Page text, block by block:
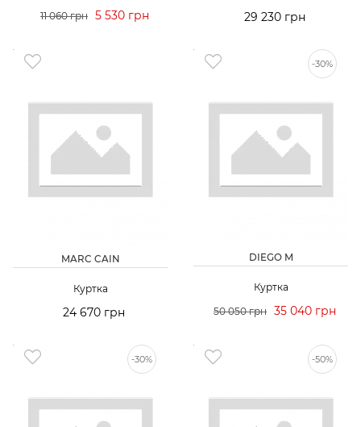
11 060 грн 5 530 грн 29 230 грн
MARC CAIN
Куртка
24 670 грн
-30%
DIEGO M
Куртка
50 050 грн 35 040 грн
-30% -50%